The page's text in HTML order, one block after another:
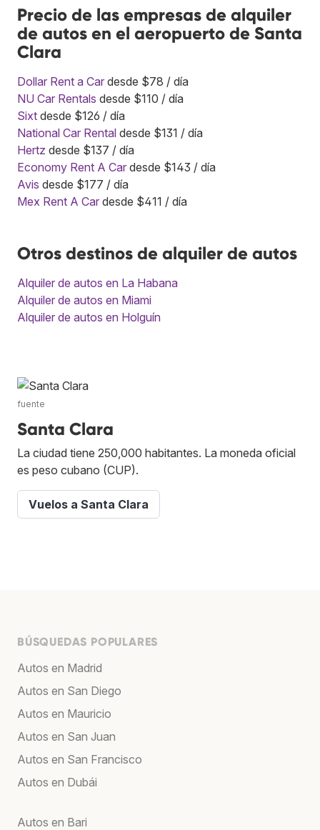
Precio de las empresas de alquiler
de autos en el aeropuerto de Santa
Clara
Dollar Rent a Car desde $78 / día
NU Car Rentals desde $110 / día
Sixt desde $126 / día
National Car Rental desde $131 / día
Hertz desde $137 / día
Economy Rent A Car desde $143 / día
Avis desde $177 / día
Mex Rent A Car desde $411 / día
Otros destinos de alquiler de autos
Alquiler de autos en La Habana
Alquiler de autos en Miami
Alquiler de autos en Holguín
fuente
Santa Clara
La ciudad tiene 250,000 habitantes. La moneda oficial
es peso cubano (CUP).
Vuelos a Santa Clara
BÚSQUEDAS POPULARES
Autos en Madrid
Autos en San Diego
Autos en Mauricio
Autos en San Juan
Autos en San Francisco
Autos en Dubái
Autos en Bari